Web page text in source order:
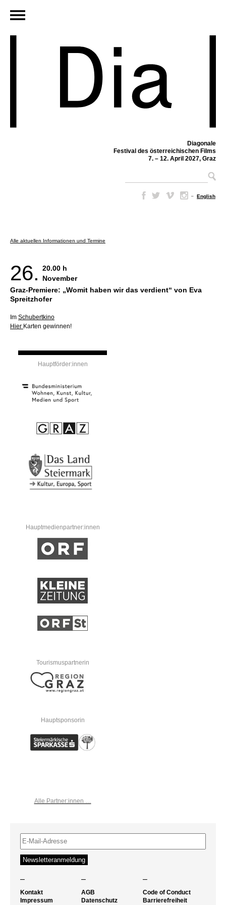
Diagonale
Festival des österreichischen Films
7. – 12. April 2027, Graz
– English
Alle aktuellen Informationen und Termine
26.
20.00 h
November
Graz-Premiere: „Womit haben wir das verdient“ von Eva
Spreitzhofer
Im Schubertkino
Hier Karten gewinnen!
Hauptförder:innen
Hauptmedienpartner:innen
Tourismuspartnerin
Hauptsponsorin
Alle Partner:innen …
– – –
Kontakt
Impressum
AGB
Datenschutz
Code of Conduct
Barrierefreiheit